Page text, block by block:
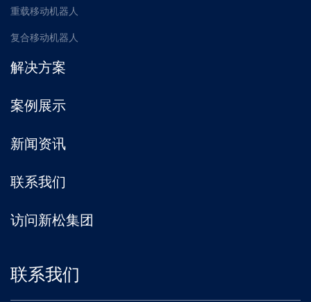
重载移动机器人
复合移动机器人
解决方案
案例展示
新闻资讯
联系我们
访问新松集团
联系我们